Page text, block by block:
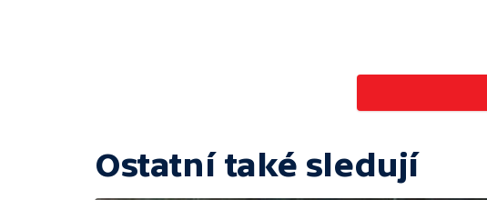
Ostatní také sledují